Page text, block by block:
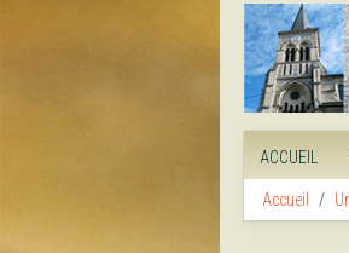
ACCUEIL
Accueil